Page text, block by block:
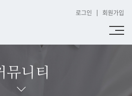
로그인 회원가입
뮤니티